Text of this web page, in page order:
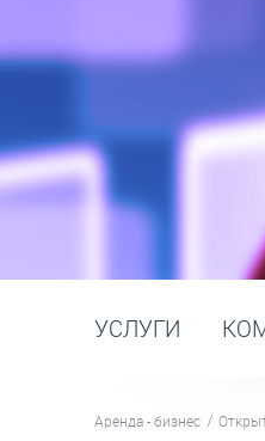
УСЛУГИ
Аренда - бизнес